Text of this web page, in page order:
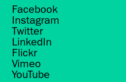
Facebook
Instagram
Twitter
LinkedIn
Flickr
Vimeo
YouTube